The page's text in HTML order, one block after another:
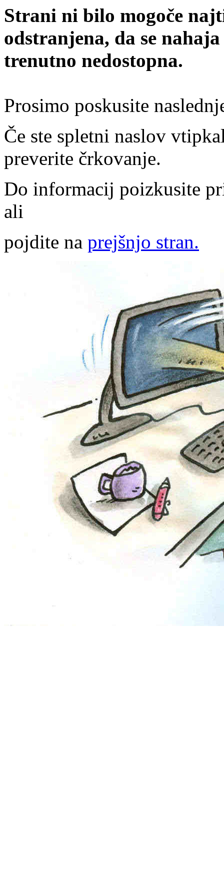
Strani ni bilo mogoče
odstranjena, da se
trenutno nedostopna.
Prosimo poskusite
Če ste spletni naslov
preverite črkovanje.
Do informacij poizkusite
ali
pojdite na prejšnjo stran.